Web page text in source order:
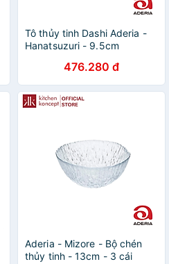
Tô thủy tinh Dashi Aderia -
Hanatsuzuri - 9.5cm
476.280 đ
Aderia - Mizore - Bộ chén
thủy tinh - 13cm - 3 cái